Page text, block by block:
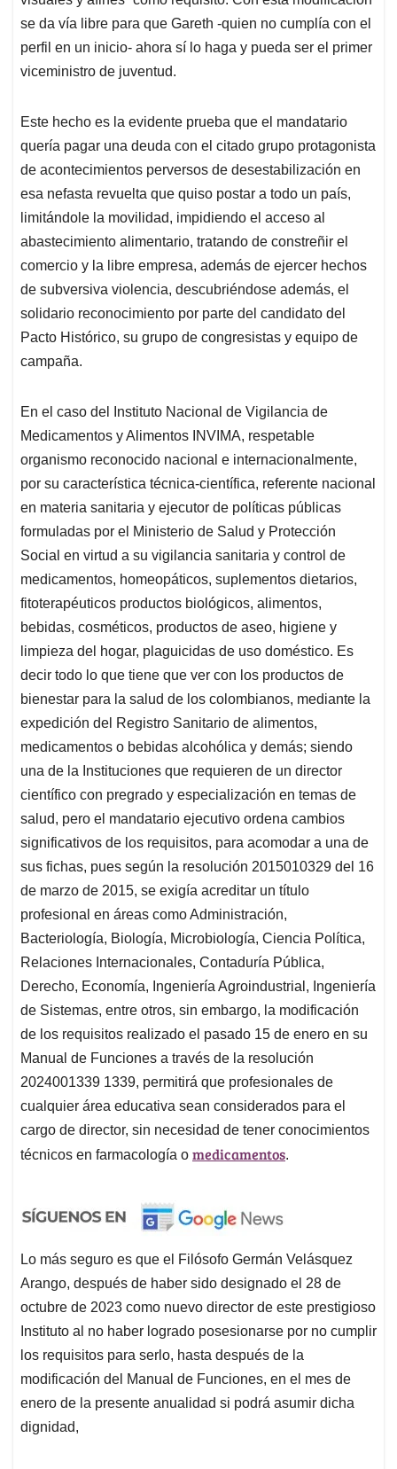
se da vía libre para que Gareth -quien no cumplía con el
perfil en un inicio- ahora sí lo haga y pueda ser el primer
viceministro de juventud.
Este hecho es la evidente prueba que el mandatario
quería pagar una deuda con el citado grupo protagonista
de acontecimientos perversos de desestabilización en
esa nefasta revuelta que quiso postar a todo un país,
limitándole la movilidad, impidiendo el acceso al
abastecimiento alimentario, tratando de constreñir el
comercio y la libre empresa, además de ejercer hechos
de subversiva violencia, descubriéndose además, el
solidario reconocimiento por parte del candidato del
Pacto Histórico, su grupo de congresistas y equipo de
campaña.
En el caso del Instituto Nacional de Vigilancia de
Medicamentos y Alimentos INVIMA, respetable
organismo reconocido nacional e internacionalmente,
por su característica técnica-científica, referente nacional
en materia sanitaria y ejecutor de políticas públicas
formuladas por el Ministerio de Salud y Protección
Social en virtud a su vigilancia sanitaria y control de
medicamentos, homeopáticos, suplementos dietarios,
fitoterapéuticos productos biológicos, alimentos,
bebidas, cosméticos, productos de aseo, higiene y
limpieza del hogar, plaguicidas de uso doméstico. Es
decir todo lo que tiene que ver con los productos de
bienestar para la salud de los colombianos, mediante la
expedición del Registro Sanitario de alimentos,
medicamentos o bebidas alcohólica y demás; siendo
una de la Instituciones que requieren de un director
científico con pregrado y especialización en temas de
salud, pero el mandatario ejecutivo ordena cambios
significativos de los requisitos, para acomodar a una de
sus fichas, pues según la resolución 2015010329 del 16
de marzo de 2015, se exigía acreditar un título
profesional en áreas como Administración,
Bacteriología, Biología, Microbiología, Ciencia Política,
Relaciones Internacionales, Contaduría Pública,
Derecho, Economía, Ingeniería Agroindustrial, Ingeniería
de Sistemas, entre otros, sin embargo, la modificación
de los requisitos realizado el pasado 15 de enero en su
Manual de Funciones a través de la resolución
2024001339 1339, permitirá que profesionales de
cualquier área educativa sean considerados para el
cargo de director, sin necesidad de tener conocimientos
técnicos en farmacología o medicamentos.
Lo más seguro es que el Filósofo Germán Velásquez
Arango, después de haber sido designado el 28 de
octubre de 2023 como nuevo director de este prestigioso
Instituto al no haber logrado posesionarse por no cumplir
los requisitos para serlo, hasta después de la
modificación del Manual de Funciones, en el mes de
enero de la presente anualidad si podrá asumir dicha
dignidad,